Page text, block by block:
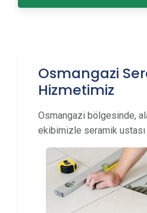
Osmangazi
Hizmetimiz
Osmangazi bölgesinde,
ekibimizle seramik